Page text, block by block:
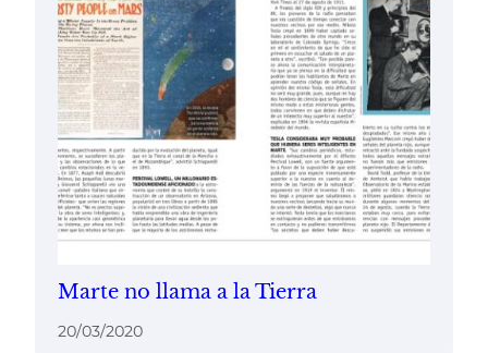
Marte no llama a la Tierra
20/03/2020